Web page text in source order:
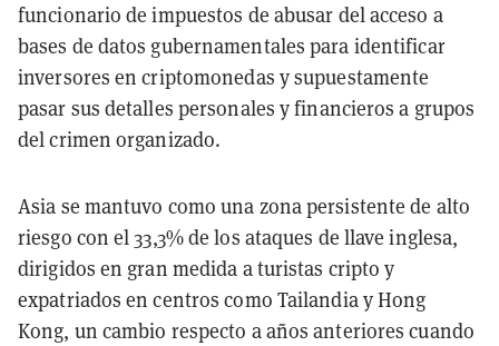
funcionario de impuestos de abusar del acceso a
bases de datos gubernamentales para identificar
inversores en criptomonedas y supuestamente
pasar sus detalles personales y financieros a grupos
del crimen organizado.
Asia se mantuvo como una zona persistente de alto
riesgo con el 33,3% de los ataques de llave inglesa,
dirigidos en gran medida a turistas cripto y
expatriados en centros como Tailandia y Hong
Kong, un cambio respecto a años anteriores cuando